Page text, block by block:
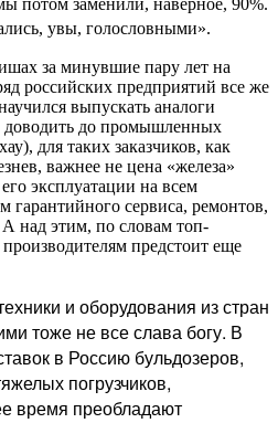
увы, голословными».
за минувшие пару лет на
российских предприятий все же
выпускать аналоги
доводить до промышленных
для таких заказчиков, как
важнее не цена «железа»
эксплуатации на всем
гарантийного сервиса, ремонтов,
над этим, по словам топ-
предстоит еще
и оборудования из стран
тоже не все слава богу. В
в Россию бульдозеров,
погрузчиков,
время преобладают